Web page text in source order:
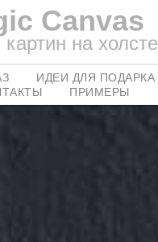
Canvas
на холсте
ИДЕИ ДЛЯ ПОДАРКА
ПРИМЕРЫ